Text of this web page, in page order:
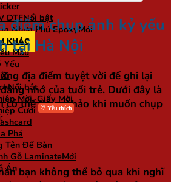
DTF
Nhựa Phủ Epoxy
KHÁC
Mẫu
Yếu
Mời, Giấy Mời
Cưới
Phả
Tên Để Bàn
Gỗ Laminate
Án
điểm chụp ảnh kỷ yếu
tại Hà Nội
địa điểm tuyệt vời để ghi lại
nhớ của tuổi trẻ. Dưới đây là
có thể tham khảo khi muốn chụp
bạn không thể bỏ qua khi nghĩ